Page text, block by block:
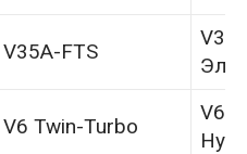
V35A-FTS
V6 Twin-Turbo
V6